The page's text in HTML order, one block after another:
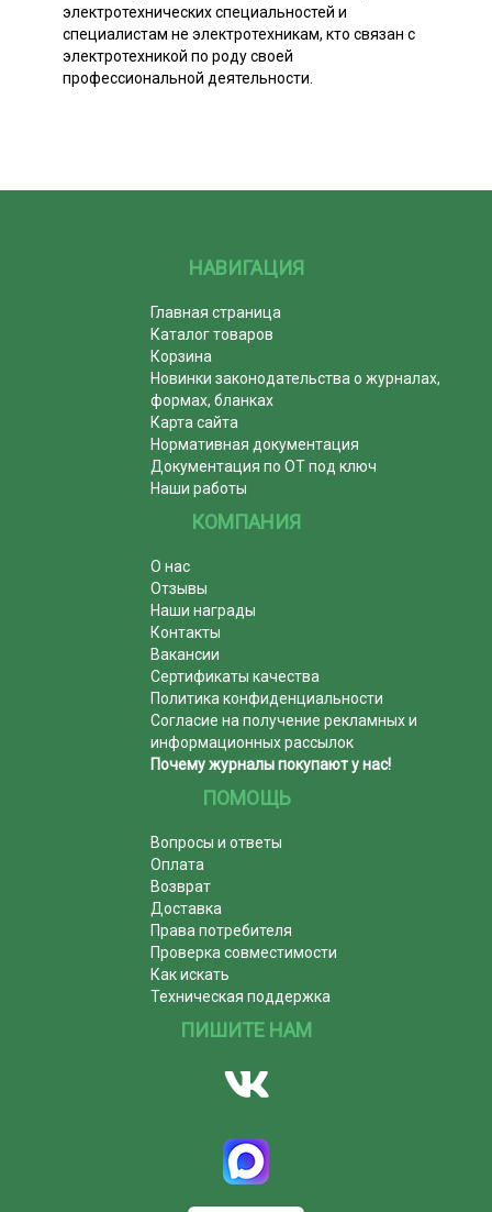
электротехнических специальностей и
специалистам не электротехникам, кто связан с
электротехникой по роду своей
профессиональной деятельности.
НАВИГАЦИЯ
Главная страница
Каталог товаров
Корзина
Новинки законодательства о журналах,
формах, бланках
Карта сайта
Нормативная документация
Документация по ОТ под ключ
Наши работы
КОМПАНИЯ
О нас
Отзывы
Наши награды
Контакты
Вакансии
Сертификаты качества
Политика конфиденциальности
Согласие на получение рекламных и
информационных рассылок
Почему журналы покупают у нас!
ПОМОЩЬ
Вопросы и ответы
Оплата
Возврат
Доставка
Права потребителя
Проверка совместимости
Как искать
Техническая поддержка
ПИШИТЕ НАМ